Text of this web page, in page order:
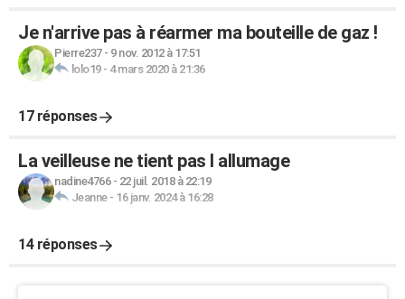
Je n'arrive pas à réarmer ma bouteille de gaz !
Pierre237- 9 nov. 2012 à 17:51
lolo19- 4 mars 2020 à 21:36
17 réponses
La veilleuse ne tient pas l allumage
nadine4766- 22 juil. 2018 à 22:19
Jeanne- 16 janv. 2024 à 16:28
14 réponses